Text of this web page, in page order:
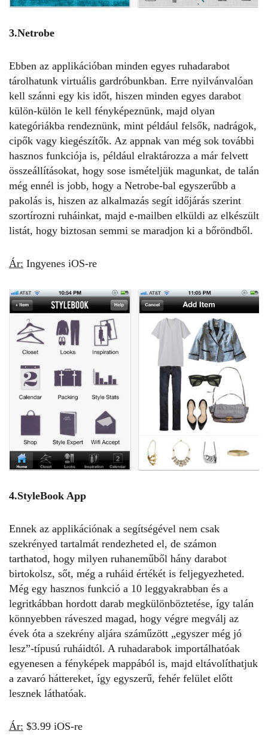
3.Netrobe
Ebben az applikációban minden egyes ruhadarabot
tárolhatunk virtuális gardróbunkban. Erre nyilvánvalóan
kell szánni egy kis időt, hiszen minden egyes darabot
külön-külön le kell fényképeznünk, majd olyan
kategóriákba rendeznünk, mint például felsők, nadrágok,
cipők vagy kiegészítők. Az appnak van még sok további
hasznos funkciója is, például elraktározza a már felvett
összeállításokat, hogy sose ismételjük magunkat, de talán
még ennél is jobb, hogy a Netrobe-bal egyszerűbb a
pakolás is, hiszen az alkalmazás segít időjárás szerint
szortírozni ruháinkat, majd e-mailben elküldi az elkészült
listát, hogy biztosan semmi se maradjon ki a bőröndből.
Ár: Ingyenes iOS-re
4.StyleBook App
Ennek az applikációnak a segítségével nem csak
szekrényed tartalmát rendezheted el, de számon
tarthatod, hogy milyen ruhaneműből hány darabot
birtokolsz, sőt, még a ruháid értékét is feljegyezheted.
Még egy hasznos funkció a 10 leggyakrabban és a
legritkábban hordott darab megkülönböztetése, így talán
könnyebben ráveszed magad, hogy végre megválj az
évek óta a szekrény aljára száműzött „egyszer még jó
lesz”-típusú ruháidtól. A ruhadarabok importálhatóak
egyenesen a fényképek mappából is, majd eltávolíthatjuk
a zavaró háttereket, így egyszerű, fehér felület előtt
lesznek láthatóak.
Ár: $3.99 iOS-re